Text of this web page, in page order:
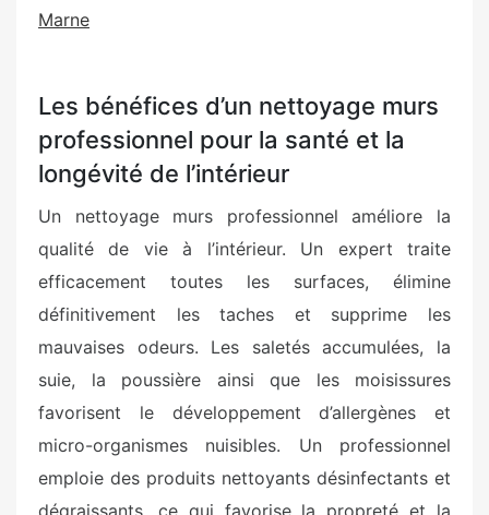
Marne
Les bénéfices d’un nettoyage murs
professionnel pour la santé et la
longévité de l’intérieur
Un nettoyage murs professionnel améliore la
qualité de vie à l’intérieur. Un expert traite
efficacement toutes les surfaces, élimine
définitivement les taches et supprime les
mauvaises odeurs. Les saletés accumulées, la
suie, la poussière ainsi que les moisissures
favorisent le développement d’allergènes et
micro-organismes nuisibles. Un professionnel
emploie des produits nettoyants désinfectants et